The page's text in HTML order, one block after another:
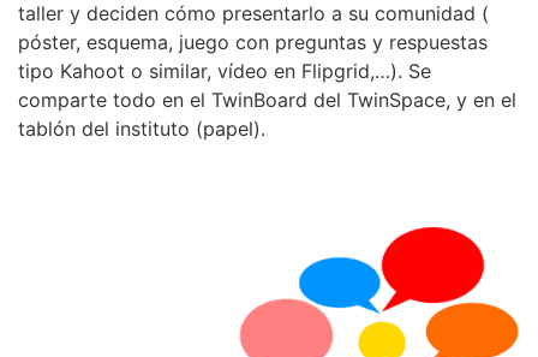
taller y deciden cómo presentarlo a su comunidad (
póster, esquema, juego con preguntas y respuestas
tipo Kahoot o similar, vídeo en Flipgrid,…). Se
comparte todo en el TwinBoard del TwinSpace, y en el
tablón del instituto (papel).